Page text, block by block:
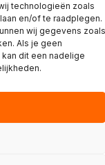
technologieën zoals
en/of te raadplegen.
wij gegevens zoals
Als je geen
dit een nadelige